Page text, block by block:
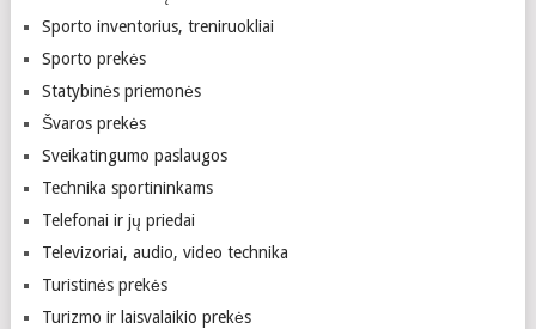
Sporto inventorius, treniruokliai
Sporto prekės
Statybinės priemonės
Švaros prekės
Sveikatingumo paslaugos
Technika sportininkams
Telefonai ir jų priedai
Televizoriai, audio, video technika
Turistinės prekės
Turizmo ir laisvalaikio prekės